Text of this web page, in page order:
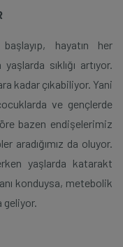
hayatın her
sıklığı artıyor.
kadar çıkabiliyor. Yani
ve gençlerde
bazen endişelerimiz
aradığımız da oluyor.
yaşlarda katarakt
konduysa, metebolik
geliyor.